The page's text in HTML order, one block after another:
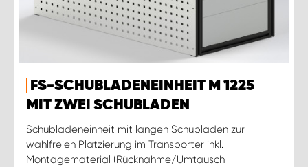
FS-SCHUBLADENEINHEIT M 1225
MIT ZWEI SCHUBLADEN
Schubladeneinheit mit langen Schubladen zur
wahlfreien Platzierung im Transporter inkl.
Montagematerial (Rücknahme/Umtausch